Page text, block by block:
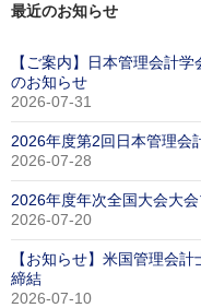
最近のお知らせ
【ご案内】日本管理会計
のお知らせ
2026-07-31
2026年度第2回日本管理会
2026-07-28
2026年度年次全国大会大
2026-07-20
【お知らせ】米国管理会
締結
2026-07-10